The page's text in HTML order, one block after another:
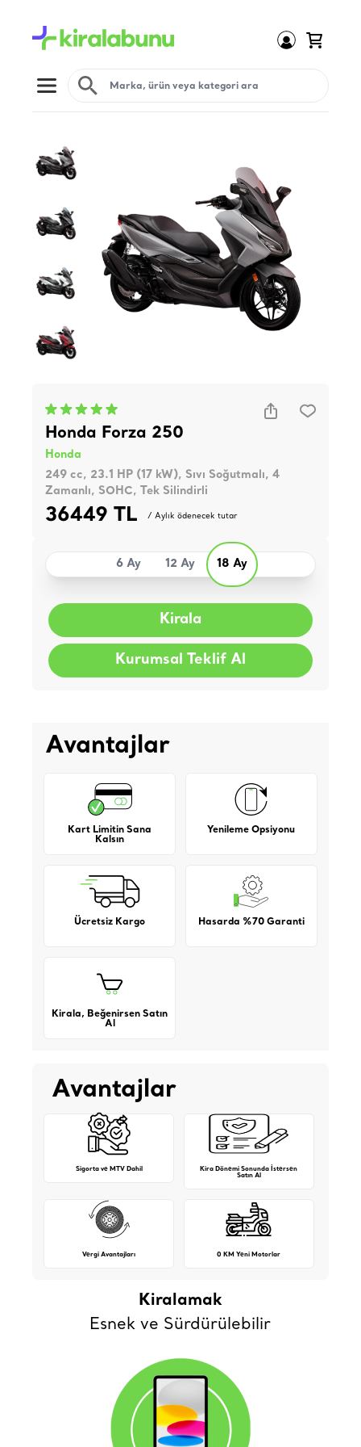
Open menu
Honda Forza 250
Honda
249 cc, 23.1 HP (17 kW), Sıvı Soğutmalı, 4
Zamanlı, SOHC, Tek Silindirli
36449 TL / Aylık ödenecek tutar
6 Ay 12 Ay 18 Ay
Kirala
Kurumsal Teklif Al
Avantajlar
Kart Limitin Sana
Kalsın
Yenileme Opsiyonu
Ücretsiz Kargo Hasarda %70 Garanti
Kirala, Beğenirsen Satın
Al
Avantajlar
Sigorta ve MTV Dahil
Kira Dönemi Sonunda İstersen
Satın Al
Vergi Avantajları 0 KM Yeni Motorlar
Kiralamak
Esnek ve Sürdürülebilir